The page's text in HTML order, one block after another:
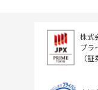
株式
プラ
（